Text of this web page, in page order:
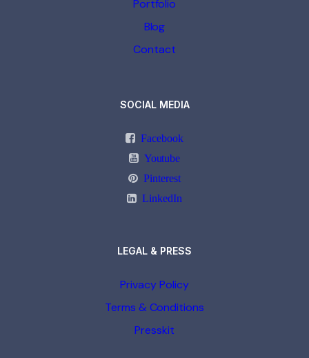
Portfolio
Blog
Contact
SOCIAL MEDIA
Facebook
Youtube
Pinterest
LinkedIn
LEGAL & PRESS
Privacy Policy
Terms & Conditions
Presskit